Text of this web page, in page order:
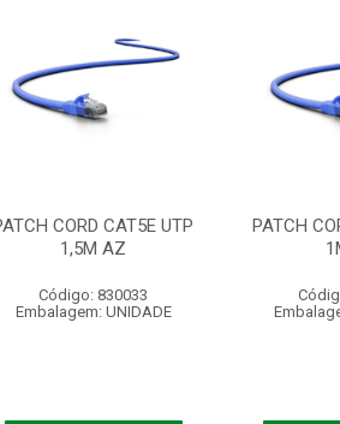
CORD CAT5E UTP
1,5M AZ
Código: 830033
Embalagem: UNIDADE
PATCH